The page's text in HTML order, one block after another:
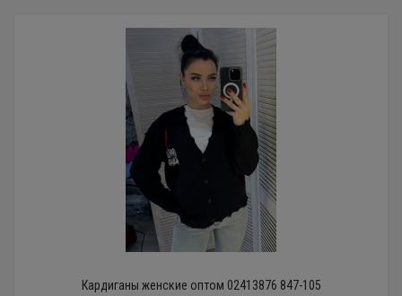
Кардиганы женские оптом 02413876 847-105